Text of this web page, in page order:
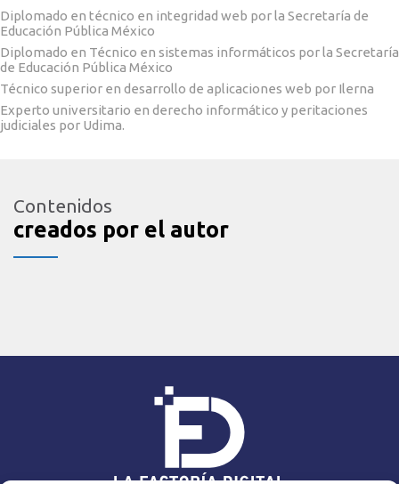
Diplomado en técnico en integridad web por la Secretaría de
Educación Pública México
Diplomado en Técnico en sistemas informáticos por la Secretaría
de Educación Pública México
Técnico superior en desarrollo de aplicaciones web por Ilerna
Experto universitario en derecho informático y peritaciones
judiciales por Udima.
Contenidos
creados por el autor